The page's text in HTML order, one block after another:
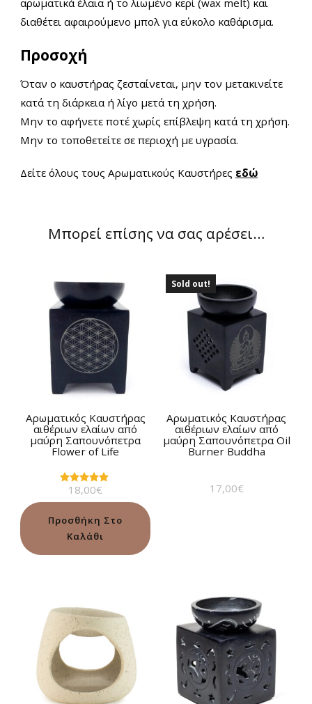
διαθέτει αφαιρούμενο μπολ για εύκολο καθάρισμα.
Προσοχή
Όταν ο καυστήρας ζεσταίνεται, μην τον μετακινείτε
κατά τη διάρκεια ή λίγο μετά τη χρήση.
Μην το αφήνετε ποτέ χωρίς επίβλεψη κατά τη χρήση.
Μην το τοποθετείτε σε περιοχή με υγρασία.
Δείτε όλους τους Αρωματικούς Καυστήρες εδώ
Μπορεί επίσης να σας αρέσει…
Αρωματικός Καυστήρας
αιθέριων ελαίων από
μαύρη Σαπουνόπετρα
Flower of Life
Βαθμολογήθηκε
από 5
18,00€
Προσθήκη Στο
Καλάθι
Sold out!
Αρωματικός Καυστήρας
αιθέριων ελαίων από
μαύρη Σαπουνόπετρα Oil
Burner Buddha
17,00€